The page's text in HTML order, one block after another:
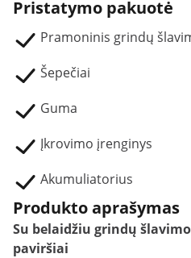
Pristatymo pakuotė
Pramoninis grindų
Šepečiai
Guma
Įkrovimo įrenginys
Akumuliatorius
Produkto aprašymas
Su belaidžiu grindų
paviršiai